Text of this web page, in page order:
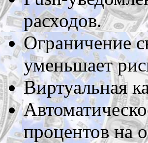
расходов.
Ограничение
уменьшает
Виртуальная
процентов на